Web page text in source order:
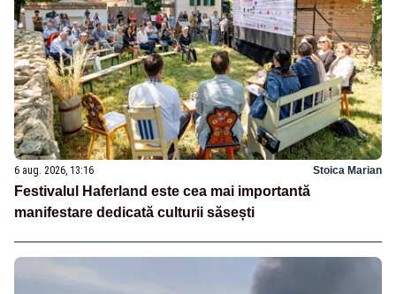
6 aug. 2026, 13:16 Stoica Marian
Festivalul Haferland este cea mai importantă
manifestare dedicată culturii săsești